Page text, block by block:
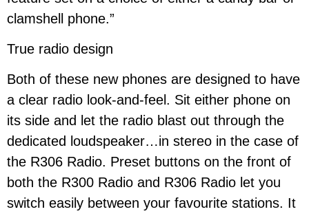
clamshell phone.”
True radio design
Both of these new phones are designed to have
a clear radio look-and-feel. Sit either phone on
its side and let the radio blast out through the
dedicated loudspeaker…in stereo in the case of
the R306 Radio. Preset buttons on the front of
both the R300 Radio and R306 Radio let you
switch easily between your favourite stations. It